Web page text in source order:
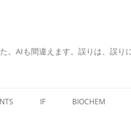
AIも間違えます。誤りは、誤り
IF BIOCHEM